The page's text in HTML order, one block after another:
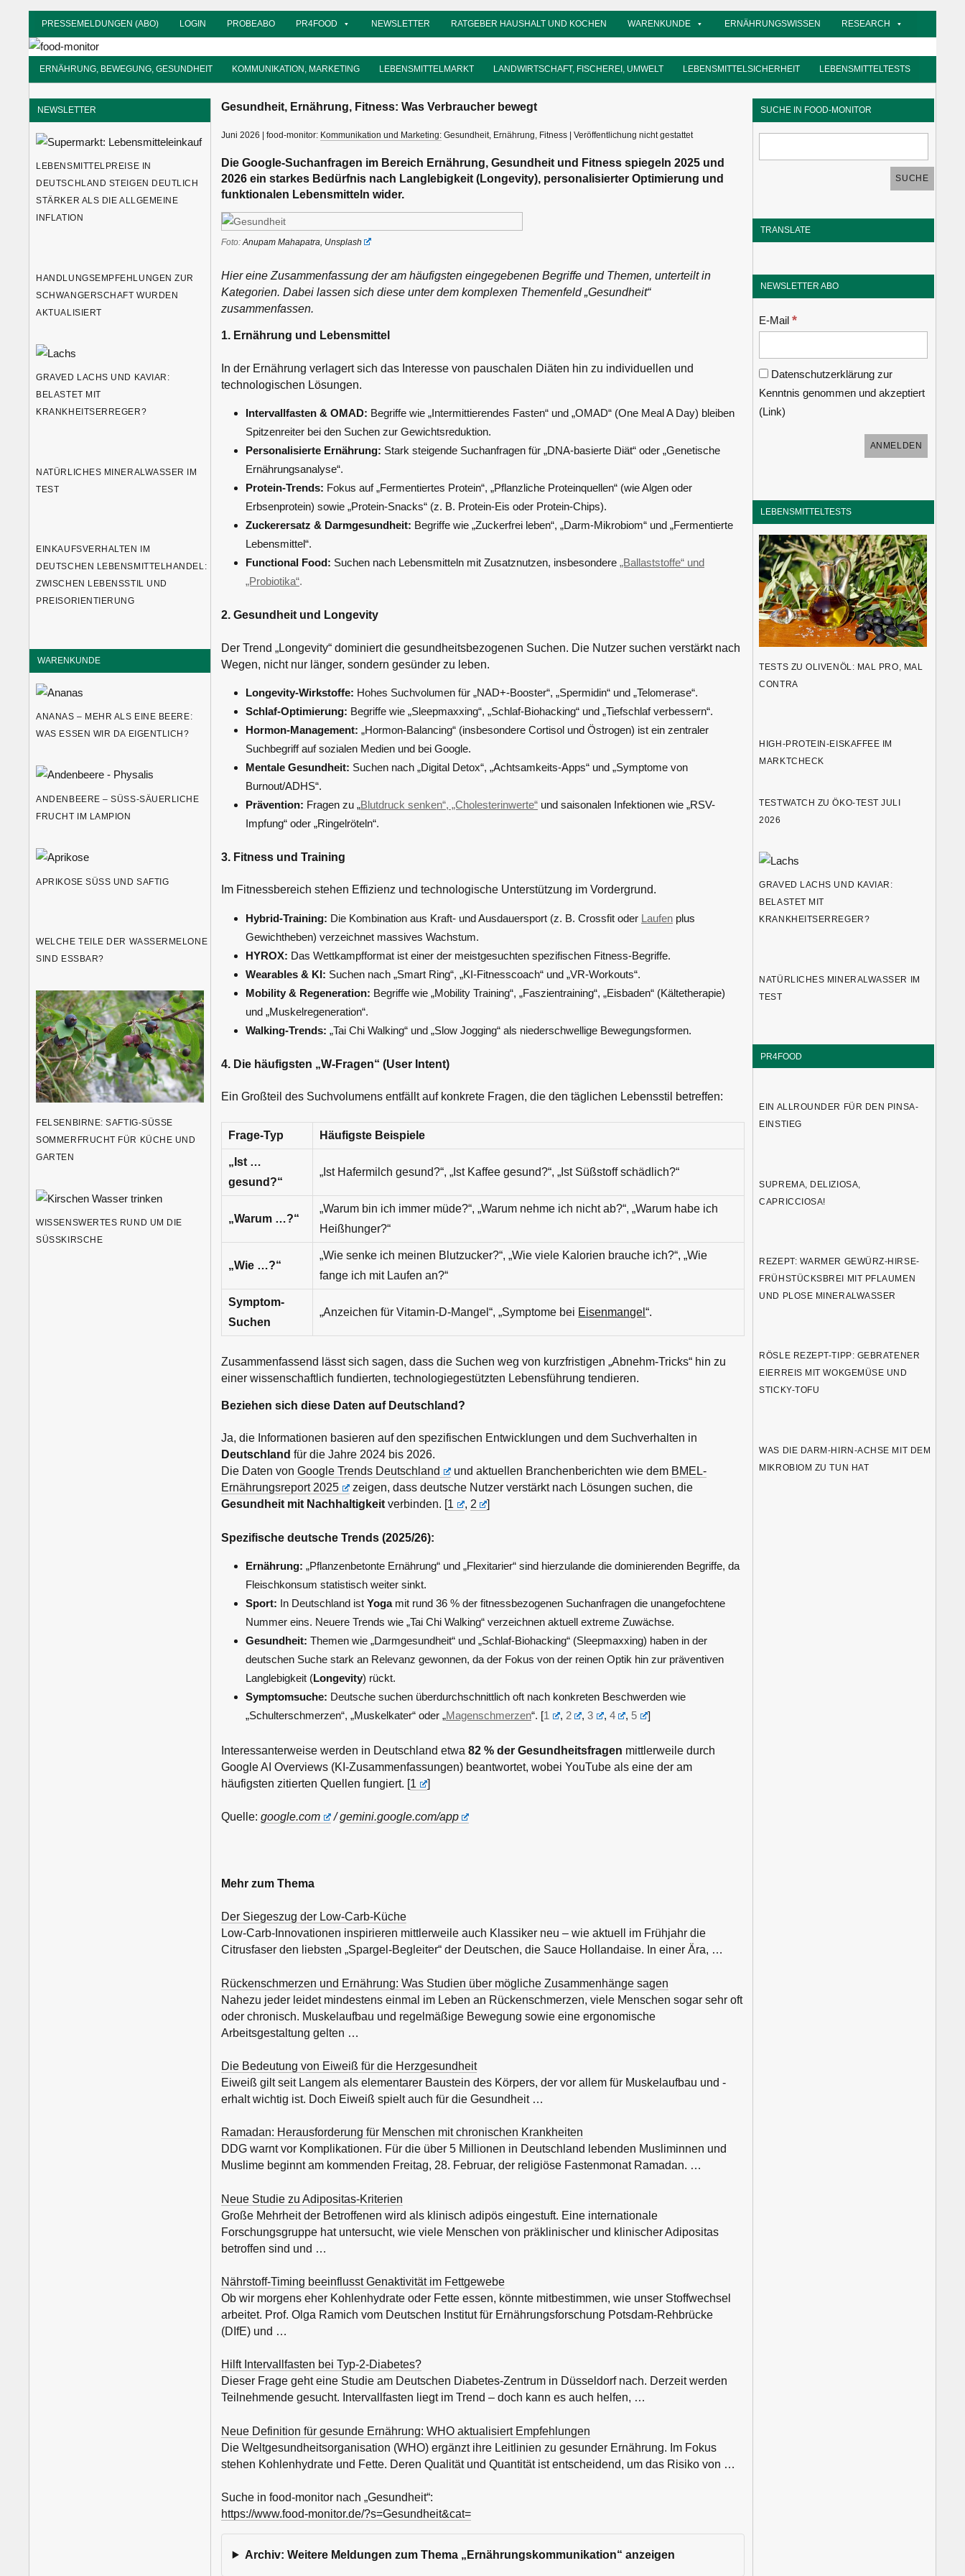
Zum
Inhalt
springen
PRESSEMELDUNGEN (ABO) LOGIN PROBEABO PR4FOOD NEWSLETTER RATGEBER HAUSHALT UND KOCHEN WARENKUNDE ERNÄHRUNGSWISSEN RESEARCH
Informationsdienst
ERNÄHRUNG, BEWEGUNG, GESUNDHEIT KOMMUNIKATION, MARKETING LEBENSMITTELMARKT LANDWIRTSCHAFT, FISCHEREI, UMWELT LEBENSMITTELSICHERHEIT LEBENSMITTELTESTS
Gesundheit, Ernährung, Fitness: Was Verbraucher bewegt
Juni 2026 | food-monitor: Kommunikation und Marketing:Gesundheit, Ernährung, Fitness | Veröffentlichung nicht gestattet
Die Google-Suchanfragen im Bereich Ernährung, Gesundheit und Fitness spiegeln 2025 und
2026 ein starkes Bedürfnis nach Langlebigkeit (Longevity), personalisierter Optimierung und
funktionalen Lebensmitteln wider.
Foto:Anupam Mahapatra, Unsplash
Hier eine Zusammenfassung der am häufigsten eingegebenen Begriffe und Themen, unterteilt in
Kategorien. Dabei lassen sich diese unter dem komplexen Themenfeld „Gesundheit“
zusammenfassen.
1. Ernährung und Lebensmittel
In der Ernährung verlagert sich das Interesse von pauschalen Diäten hin zu individuellen und
technologischen Lösungen.
Intervallfasten & OMAD: Begriffe wie „Intermittierendes Fasten“ und „OMAD“ (One Meal A Day) bleiben
Spitzenreiter bei den Suchen zur Gewichtsreduktion.
Personalisierte Ernährung: Stark steigende Suchanfragen für „DNA-basierte Diät“ oder „Genetische
Ernährungsanalyse“.
Protein-Trends: Fokus auf „Fermentiertes Protein“, „Pflanzliche Proteinquellen“ (wie Algen oder
Erbsenprotein) sowie „Protein-Snacks“ (z. B. Protein-Eis oder Protein-Chips).
Zuckerersatz & Darmgesundheit: Begriffe wie „Zuckerfrei leben“, „Darm-Mikrobiom“ und „Fermentierte
Lebensmittel“.
Functional Food: Suchen nach Lebensmitteln mit Zusatznutzen, insbesondere„Ballaststoffe“ und
„Probiotika“.
2. Gesundheit und Longevity
Der Trend „Longevity“ dominiert die gesundheitsbezogenen Suchen. Die Nutzer suchen verstärkt nach
Wegen, nicht nur länger, sondern gesünder zu leben.
Longevity-Wirkstoffe: Hohes Suchvolumen für „NAD+-Booster“, „Spermidin“ und „Telomerase“.
Schlaf-Optimierung: Begriffe wie „Sleepmaxxing“, „Schlaf-Biohacking“ und „Tiefschlaf verbessern“.
Hormon-Management: „Hormon-Balancing“ (insbesondere Cortisol und Östrogen) ist ein zentraler
Suchbegriff auf sozialen Medien und bei Google.
Mentale Gesundheit: Suchen nach „Digital Detox“, „Achtsamkeits-Apps“ und „Symptome von
Burnout/ADHS“.
Prävention: Fragen zu„Blutdruck senken“, „Cholesterinwerte“ und saisonalen Infektionen wie „RSV-
Impfung“ oder „Ringelröteln“.
3. Fitness und Training
Im Fitnessbereich stehen Effizienz und technologische Unterstützung im Vordergrund.
Hybrid-Training: Die Kombination aus Kraft- und Ausdauersport (z. B. Crossfit oder Laufen plus
Gewichtheben) verzeichnet massives Wachstum.
HYROX: Das Wettkampfformat ist einer der meistgesuchten spezifischen Fitness-Begriffe.
Wearables & KI: Suchen nach „Smart Ring“, „KI-Fitnesscoach“ und „VR-Workouts“.
Mobility & Regeneration: Begriffe wie „Mobility Training“, „Faszientraining“, „Eisbaden“ (Kältetherapie)
und „Muskelregeneration“.
Walking-Trends: „Tai Chi Walking“ und „Slow Jogging“ als niederschwellige Bewegungsformen.
4. Die häufigsten „W-Fragen“ (User Intent)
Ein Großteil des Suchvolumens entfällt auf konkrete Fragen, die den täglichen Lebensstil betreffen:
Frage-Typ Häufigste Beispiele
„Ist …
gesund?“
„Ist Hafermilch gesund?“, „Ist Kaffee gesund?“, „Ist Süßstoff schädlich?“
„Warum …?“
„Warum bin ich immer müde?“, „Warum nehme ich nicht ab?“, „Warum habe ich
Heißhunger?“
„Wie …?“
„Wie senke ich meinen Blutzucker?“, „Wie viele Kalorien brauche ich?“, „Wie
fange ich mit Laufen an?“
Symptom-
Suchen
„Anzeichen für Vitamin-D-Mangel“, „Symptome bei Eisenmangel“.
Zusammenfassend lässt sich sagen, dass die Suchen weg von kurzfristigen „Abnehm-Tricks“ hin zu
einer wissenschaftlich fundierten, technologiegestützten Lebensführung tendieren.
Beziehen sich diese Daten auf Deutschland?
Ja, die Informationen basieren auf den spezifischen Entwicklungen und dem Suchverhalten in
Deutschland für die Jahre 2024 bis 2026.
Die Daten von Google Trends Deutschland und aktuellen Branchenberichten wie dem BMEL-
Ernährungsreport 2025
zeigen, dass deutsche Nutzer verstärkt nach Lösungen suchen, die
Gesundheit mit Nachhaltigkeitverbinden. [1 , 2 ]
Spezifische deutsche Trends (2025/26):
Ernährung: „Pflanzenbetonte Ernährung“ und „Flexitarier“ sind hierzulande die dominierenden Begriffe, da
Fleischkonsum statistisch weiter sinkt.
Sport: In Deutschland istYogamit rund 36 % der fitnessbezogenen Suchanfragen die unangefochtene
Nummer eins. Neuere Trends wie „Tai Chi Walking“ verzeichnen aktuell extreme Zuwächse.
Gesundheit: Themen wie „Darmgesundheit“ und „Schlaf-Biohacking“ (Sleepmaxxing) haben in der
deutschen Suche stark an Relevanz gewonnen, da der Fokus von der reinen Optik hin zur präventiven
Langlebigkeit (Longevity) rückt.
Symptomsuche: Deutsche suchen überdurchschnittlich oft nach konkreten Beschwerden wie
„Schulterschmerzen“, „Muskelkater“ oder „Magenschmerzen“. [1 , 2 ,3 , 4 , 5 ]
Interessanterweise werden in Deutschland etwa 82 % der Gesundheitsfragen mittlerweile durch
Google AI Overviews (KI-Zusammenfassungen) beantwortet, wobei YouTube als eine der am
häufigsten zitierten Quellen fungiert. [1 ]
Quelle: google.com /gemini.google.com/app
Mehr zum Thema
Der Siegeszug der Low-Carb-Küche
Low-Carb-Innovationen inspirieren mittlerweile auch Klassiker neu – wie aktuell im Frühjahr die
Citrusfaser den liebsten „Spargel-Begleiter“ der Deutschen, die Sauce Hollandaise. In einer Ära, …
Rückenschmerzen und Ernährung: Was Studien über mögliche Zusammenhänge sagen
Nahezu jeder leidet mindestens einmal im Leben an Rückenschmerzen, viele Menschen sogar sehr oft
oder chronisch. Muskelaufbau und regelmäßige Bewegung sowie eine ergonomische
Arbeitsgestaltung gelten …
Die Bedeutung von Eiweiß für die Herzgesundheit
Eiweiß gilt seit Langem als elementarer Baustein des Körpers, der vor allem für Muskelaufbau und -
erhalt wichtig ist. Doch Eiweiß spielt auch für die Gesundheit …
Ramadan: Herausforderung für Menschen mit chronischen Krankheiten
DDG warnt vor Komplikationen. Für die über 5 Millionen in Deutschland lebenden Musliminnen und
Muslime beginnt am kommenden Freitag, 28. Februar, der religiöse Fastenmonat Ramadan. …
Neue Studie zu Adipositas-Kriterien
Große Mehrheit der Betroffenen wird als klinisch adipös eingestuft. Eine internationale
Forschungsgruppe hat untersucht, wie viele Menschen von präklinischer und klinischer Adipositas
betroffen sind und …
Nährstoff-Timing beeinflusst Genaktivität im Fettgewebe
Ob wir morgens eher Kohlenhydrate oder Fette essen, könnte mitbestimmen, wie unser Stoffwechsel
arbeitet. Prof. Olga Ramich vom Deutschen Institut für Ernährungsforschung Potsdam-Rehbrücke
(DIfE) und …
Hilft Intervallfasten bei Typ-2-Diabetes?
Dieser Frage geht eine Studie am Deutschen Diabetes-Zentrum in Düsseldorf nach. Derzeit werden
Teilnehmende gesucht. Intervallfasten liegt im Trend – doch kann es auch helfen, …
Neue Definition für gesunde Ernährung: WHO aktualisiert Empfehlungen
Die Weltgesundheitsorganisation (WHO) ergänzt ihre Leitlinien zu gesunder Ernährung. Im Fokus
stehen Kohlenhydrate und Fette. Deren Qualität und Quantität ist entscheidend, um das Risiko von …
Suche in food-monitor nach „Gesundheit“:
https://www.food-monitor.de/?s=Gesundheit&cat=
Archiv: Weitere Meldungen zum Thema „Ernährungskommunikation“ anzeigen
NEWSLETTER
LEBENSMITTELPREISE IN
DEUTSCHLAND STEIGEN DEUTLICH
STÄRKER ALS DIE ALLGEMEINE
INFLATION
HANDLUNGSEMPFEHLUNGEN ZUR
SCHWANGERSCHAFT WURDEN
AKTUALISIERT
GRAVED LACHS UND KAVIAR:
BELASTET MIT
KRANKHEITSERREGER?
NATÜRLICHES MINERALWASSER IM
TEST
EINKAUFSVERHALTEN IM
DEUTSCHEN LEBENSMITTELHANDEL:
ZWISCHEN LEBENSSTIL UND
PREISORIENTIERUNG
WARENKUNDE
ANANAS – MEHR ALS EINE BEERE:
WAS ESSEN WIR DA EIGENTLICH?
ANDENBEERE – SÜSS-SÄUERLICHE F
RUCHT IM LAMPION
APRIKOSE SÜSS UND SAFTIG
WELCHE TEILE DER WASSERMELONE
SIND ESSBAR?
FELSENBIRNE: SAFTIG-SÜSSE S
OMMERFRUCHT FÜR KÜCHE UND G
ARTEN
WISSENSWERTES RUND UM DIE
SÜSSKIRSCHE
SUCHE IN FOOD-MONITOR
TRANSLATE
NEWSLETTER ABO
E-Mail*
Datenschutzerklärung zur
Kenntnis genommen und akzeptiert
(Link)
LEBENSMITTELTESTS
TESTS ZU OLIVENÖL: MAL PRO, MAL
CONTRA
HIGH-PROTEIN-EISKAFFEE IM
MARKTCHECK
TESTWATCH ZU ÖKO-TEST JULI
2026
GRAVED LACHS UND KAVIAR:
BELASTET MIT
KRANKHEITSERREGER?
NATÜRLICHES MINERALWASSER IM
TEST
PR4FOOD
EIN ALLROUNDER FÜR DEN PINSA-
EINSTIEG
SUPREMA, DELIZIOSA,
CAPRICCIOSA!
REZEPT: WARMER GEWÜRZ-HIRSE-
FRÜHSTÜCKSBREI MIT PFLAUMEN
UND PLOSE MINERALWASSER
RÖSLE REZEPT-TIPP: GEBRATENER
EIERREIS MIT WOKGEMÜSE UND
STICKY-TOFU
WAS DIE DARM-HIRN-ACHSE MIT DEM
MIKROBIOM ZU TUN HAT